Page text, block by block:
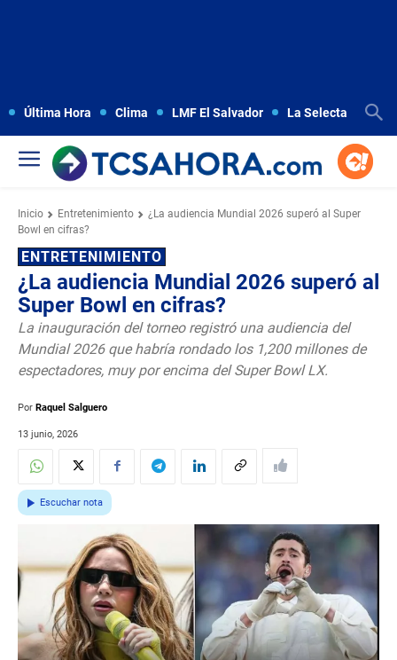
Última Hora Clima LMF El Salvador La Selecta
Inicio Entretenimiento
¿La audiencia Mundial 2026 superó al Super
Bowl en cifras?
ENTRETENIMIENTO
¿La audiencia Mundial 2026 superó al
Super Bowl en cifras?
La inauguración del torneo registró una audiencia del
Mundial 2026 que habría rondado los 1,200 millones de
espectadores, muy por encima del Super Bowl LX.
Por Raquel Salguero
13 junio, 2026
Escuchar nota